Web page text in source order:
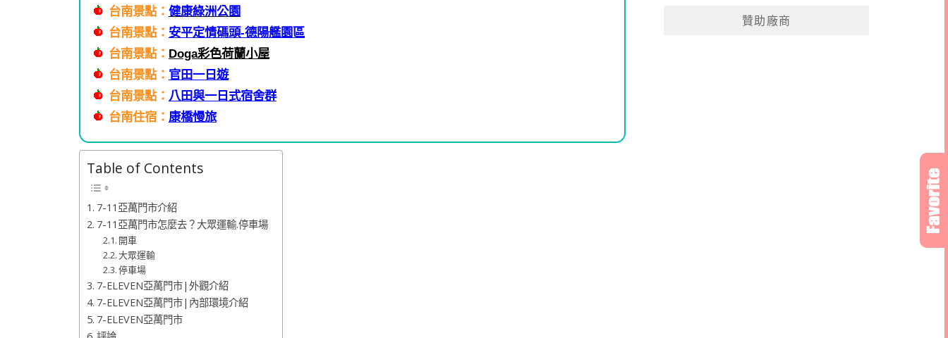
台南景點： 健康綠洲公園
台南景點： 安平定情碼頭-德陽艦園區
台南景點： Doga彩色荷蘭小屋
台南景點： 官田一日遊
台南景點： 八田與一日式宿舍群
台南住宿： 康橋慢旅
Table of Contents
7-11亞萬門市介紹
7-11亞萬門市怎麼去？大眾運輸.停車場
開車
大眾運輸
停車場
7-ELEVEN亞萬門市|外觀介紹
7-ELEVEN亞萬門市|內部環境介紹
7-ELEVEN亞萬門市
贊助廠商